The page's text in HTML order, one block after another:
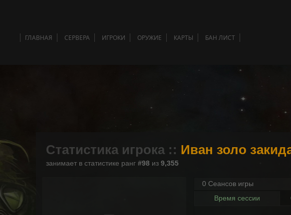
ГЛАВНАЯ СЕРВЕРА ИГРОКИ ОРУЖИЕ КАРТЫ БАН ЛИСТ
Статистика игрока :: Иван золо
занимает в статистике ранг #98 из 9,355
0 Сеансов игры
Время сессии